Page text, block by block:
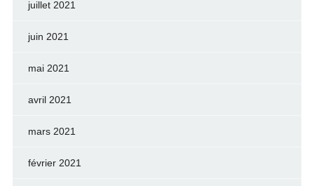
juillet 2021
juin 2021
mai 2021
avril 2021
mars 2021
février 2021